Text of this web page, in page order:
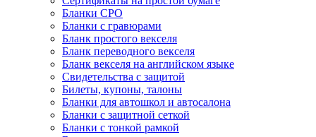
Бланки СРО
Бланки с гравюрами
Бланк простого векселя
Бланк переводного векселя
Бланк векселя на английском языке
Свидетельства с защитой
Билеты, купоны, талоны
Бланки для автошкол и автосалона
Бланки с защитной сеткой
Бланки с тонкой рамкой